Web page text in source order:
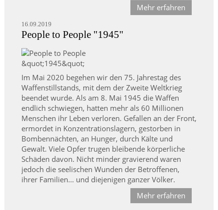
Mehr erfahren
16.09.2019
People to People "1945"
Im Mai 2020 begehen wir den 75. Jahrestag des
Waffenstillstands, mit dem der Zweite Weltkrieg
beendet wurde. Als am 8. Mai 1945 die Waffen
endlich schwiegen, hatten mehr als 60 Millionen
Menschen ihr Leben verloren. Gefallen an der Front,
ermordet in Konzentrationslagern, gestorben in
Bombennächten, an Hunger, durch Kälte und
Gewalt. Viele Opfer trugen bleibende körperliche
Schäden davon. Nicht minder gravierend waren
jedoch die seelischen Wunden der Betroffenen,
ihrer Familien... und diejenigen ganzer Völker.
Mehr erfahren